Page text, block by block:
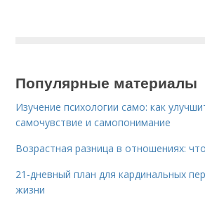
Популярные материалы
Изучение психологии само: как
самочувствие и самопонимание
Возрастная разница в отношениях:
21-дневный план для кардинальных
жизни